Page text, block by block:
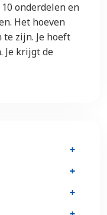
onderdelen en
Het hoeven
zijn. Je hoeft
Je krijgt de